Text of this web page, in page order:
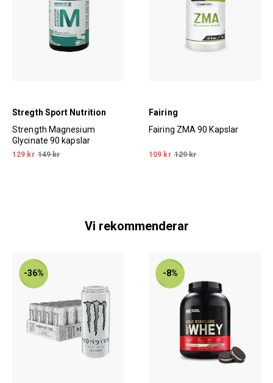
Stregth Sport Nutrition
Strength Magnesium
Glycinate 90 kapslar
129 kr 149 kr
Fairing
Fairing ZMA 90 Kapslar
109 kr 129 kr
Vi rekommenderar
-36% -8%